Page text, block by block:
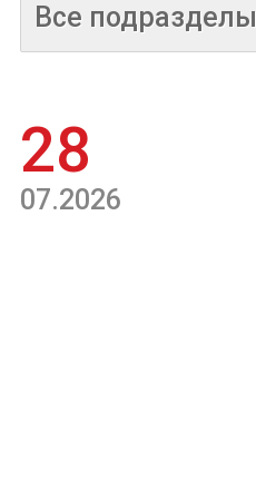
28
07.2026
Все подразделы